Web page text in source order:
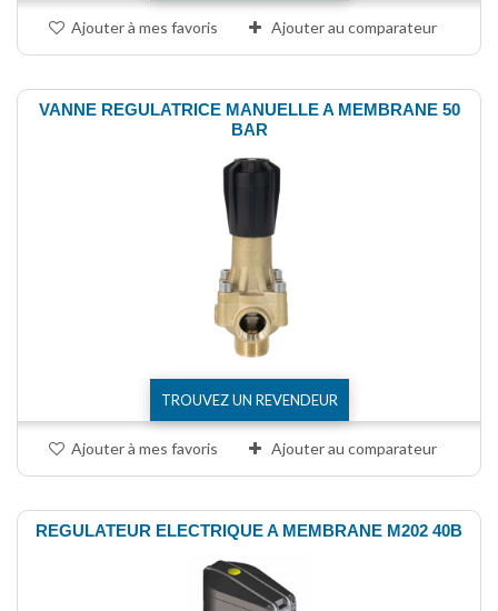
Ajouter à mes favoris Ajouter au comparateur
VANNE REGULATRICE MANUELLE A MEMBRANE 50
BAR
TROUVEZ UN REVENDEUR
Ajouter à mes favoris Ajouter au comparateur
REGULATEUR ELECTRIQUE A MEMBRANE M202 40B